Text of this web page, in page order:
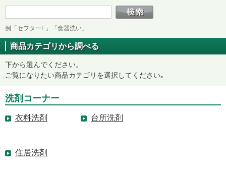
例「セフターE」「食器洗い」
商品カテゴリから調べる
下から選んでください。
ご覧になりたい商品カテゴリを選択してください｡
洗剤コーナー
衣料洗剤 台所洗剤
住居洗剤